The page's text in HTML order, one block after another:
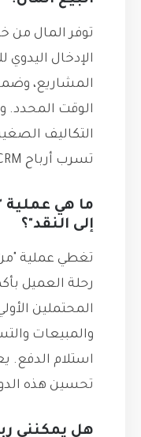
توفر المال من
الإدخال اليدوي
المشاريع،
الوقت المحدد.
التكاليف
تسرب أرباح CRM.
ما هي
إلى النقد"؟
تغطي عملية
رحلة العميل
المحتملين
والمبيعات
استلام الدفع.
تحسين هذه